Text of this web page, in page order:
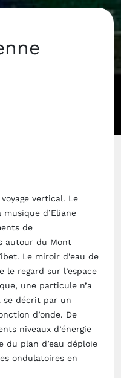
vertical. Le
musique d’Eliane
de
autour du Mont
Le miroir d’eau de
regard sur l’espace
une particule n’a
se décrit par un
d’onde. De
niveaux d’énergie
du plan d’eau déploie
ondulatoires en